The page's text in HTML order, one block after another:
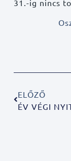
31.-ig nincs
ELŐZŐ